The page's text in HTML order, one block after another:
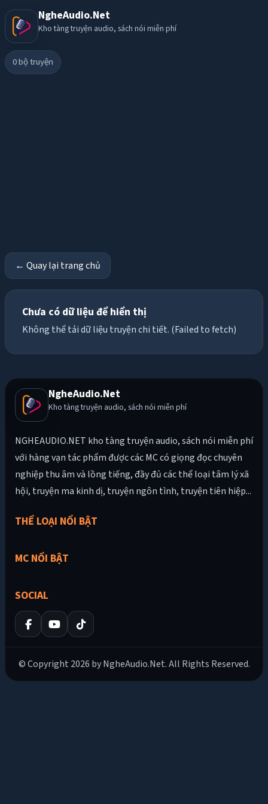
NgheAudio.Net
Kho tàng truyện audio, sách nói miễn phí
0bộ truyện
← Quay lại trang chủ
Chưa có dữ liệu để hiển thị
Không thể tải dữ liệu truyện chi tiết. (Failed to fetch)
NgheAudio.Net
Kho tàng truyện audio, sách nói miễn phí
NGHEAUDIO.NET kho tàng truyện audio, sách nói miễn phí
với hàng vạn tác phẩm được các MC có giọng đọc chuyên
nghiệp thu âm và lồng tiếng, đầy đủ các thể loại tâm lý xã
hội, truyện ma kinh dị, truyện ngôn tình, truyện tiên hiệp...
THỂ LOẠI NỔI BẬT
MC NỔI BẬT
SOCIAL
© Copyright 2026 by NgheAudio.Net. All Rights Reserved.